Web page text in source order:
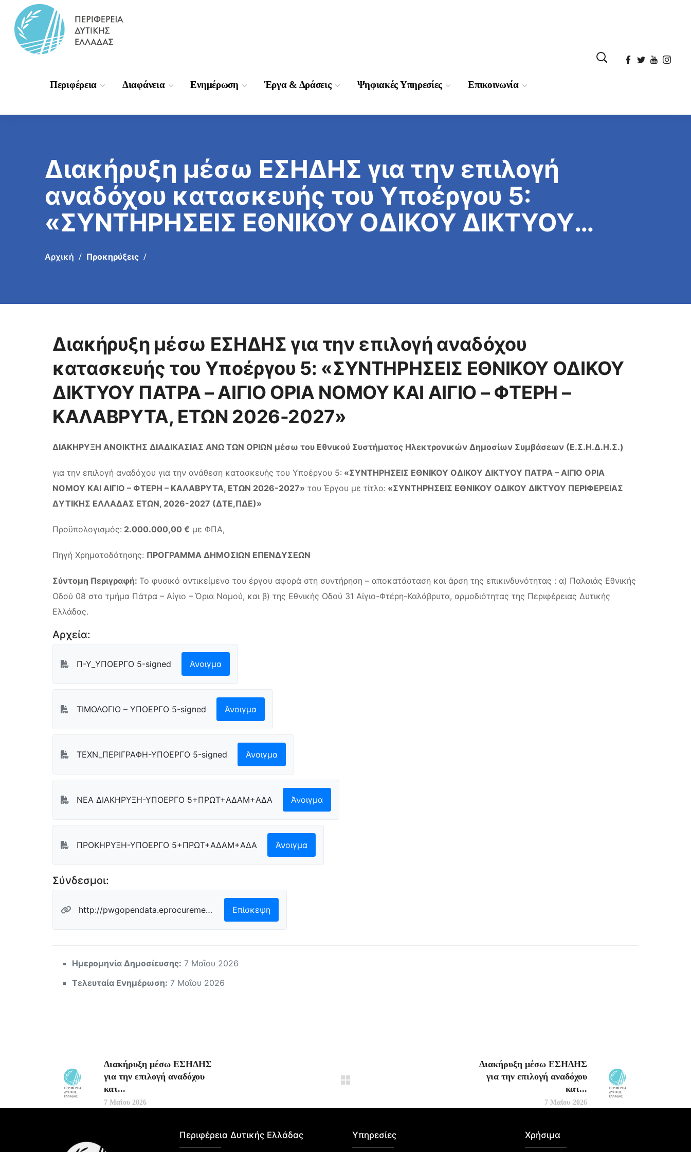
Περιφέρεια Διαφάνεια Ενημέρωση Έργα & Δράσεις Ψηφιακές Υπηρεσίες Επικοινωνία
Διακήρυξη μέσω ΕΣΗΔΗΣ για την επιλογή
αναδόχου κατασκευής του Υποέργου 5:
«ΣΥΝΤΗΡΗΣΕΙΣ ΕΘΝΙΚΟΥ ΟΔΙΚΟΥ ΔΙΚΤΥΟΥ
ΠΑΤΡΑ – ΑΙΓΙΟ ΟΡΙΑ ΝΟΜΟΥ ΚΑΙ ΑΙΓΙΟ – ΦΤΕΡΗ –
Αρχική Προκηρύξεις
Διακήρυξη μέσω ΕΣΗΔΗΣ για την επιλογή αναδόχου
κατασκευής του Υποέργου 5: «ΣΥΝΤΗΡΗΣΕΙΣ ΕΘΝΙΚΟΥ ΟΔΙΚΟΥ
ΔΙΚΤΥΟΥ ΠΑΤΡΑ – ΑΙΓΙΟ ΟΡΙΑ ΝΟΜΟΥ ΚΑΙ ΑΙΓΙΟ – ΦΤΕΡΗ –
ΚΑΛΑΒΡΥΤΑ, ΕΤΩΝ 2026-2027»
ΔΙΑΚΗΡΥΞΗ ΑΝΟΙΚΤΗΣ ΔΙΑΔΙΚΑΣΙΑΣ ΑΝΩ ΤΩΝ ΟΡΙΩΝ μέσω του Εθνικού Συστήματος Ηλεκτρονικών Δημοσίων Συμβάσεων (Ε.Σ.Η.Δ.Η.Σ.)
για την επιλογή αναδόχου για την ανάθεση κατασκευής του Υποέργου 5: «ΣΥΝΤΗΡΗΣΕΙΣ ΕΘΝΙΚΟΥ ΟΔΙΚΟΥ ΔΙΚΤΥΟΥ ΠΑΤΡΑ – ΑΙΓΙΟ ΟΡΙΑ
ΝΟΜΟΥ ΚΑΙ ΑΙΓΙΟ – ΦΤΕΡΗ – ΚΑΛΑΒΡΥΤΑ, ΕΤΩΝ 2026-2027» του Έργου με τίτλο: «ΣΥΝΤΗΡΗΣΕΙΣ ΕΘΝΙΚΟΥ ΟΔΙΚΟΥ ΔΙΚΤΥΟΥ ΠΕΡΙΦΕΡΕΙΑΣ
ΔΥΤΙΚΗΣ ΕΛΛΑΔΑΣ ΕΤΩΝ, 2026-2027 (ΔΤΕ,ΠΔΕ)»
Προϋπολογισμός: 2.000.000,00 € με ΦΠΑ,
Πηγή Χρηματοδότησης: ΠΡΟΓΡΑΜΜΑ ΔΗΜΟΣΙΩΝ ΕΠΕΝΔΥΣΕΩΝ
Σύντομη Περιγραφή: Το φυσικό αντικείμενο του έργου αφορά στη συντήρηση – αποκατάσταση και άρση της επικινδυνότητας : α) Παλαιάς Εθνικής
Οδού 08 στο τμήμα Πάτρα – Αίγιο – Όρια Νομού, και β) της Εθνικής Οδού 31 Αίγιο-Φτέρη-Καλάβρυτα, αρμοδιότητας της Περιφέρειας Δυτικής
Ελλάδας.
Αρχεία:
Π-Υ_ΥΠΟΕΡΓΟ 5-signed Άνοιγμα
ΤΙΜΟΛΟΓΙΟ – ΥΠΟΕΡΓΟ 5-signed Άνοιγμα
ΤΕΧΝ_ΠΕΡΙΓΡΑΦΗ-ΥΠΟΕΡΓΟ 5-signed Άνοιγμα
ΝΕΑ ΔΙΑΚΗΡΥΞΗ-ΥΠΟΕΡΓΟ 5+ΠΡΩΤ+ΑΔΑΜ+ΑΔΑ Άνοιγμα
ΠΡΟΚΗΡΥΞΗ-ΥΠΟΕΡΓΟ 5+ΠΡΩΤ+ΑΔΑΜ+ΑΔΑ Άνοιγμα
Σύνδεσμοι:
http://pwgopendata.eprocurement.gov.gr/actSearchErgwn/resources/search/220151 Επίσκεψη
Ημερομηνία Δημοσίευσης: 7 Μαΐου 2026
Τελευταία Ενημέρωση: 7 Μαΐου 2026
Διακήρυξη μέσω ΕΣΗΔΗΣ
για την επιλογή αναδόχου
κατ...
7 Μαΐου 2026
Διακήρυξη μέσω ΕΣΗΔΗΣ
για την επιλογή αναδόχου
κατ...
7 Μαΐου 2026
Περιφέρεια Δυτικής Ελλάδας​ Υπηρεσίες Χρήσιμα